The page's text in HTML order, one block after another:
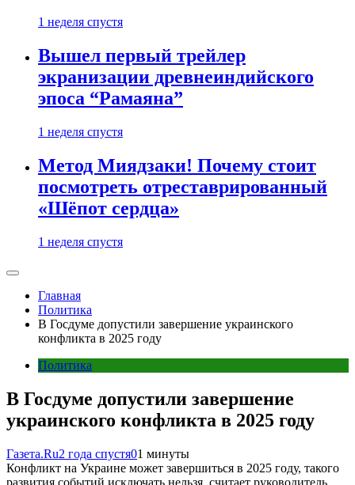
1 неделя спустя
Вышел первый трейлер
экранизации древнеиндийского
эпоса “Рамаяна”
1 неделя спустя
Метод Миядзаки! Почему стоит
посмотреть отреставрированный
«Шёпот сердца»
1 неделя спустя
Главная
Политика
В Госдуме допустили завершение украинского
конфликта в 2025 году
Политика
В Госдуме допустили завершение
украинского конфликта в 2025 году
Газета.Ru2 года спустя01 минуты
Конфликт на Украине может завершиться в 2025 году, такого
развития событий исключать нельзя, считает руководитель